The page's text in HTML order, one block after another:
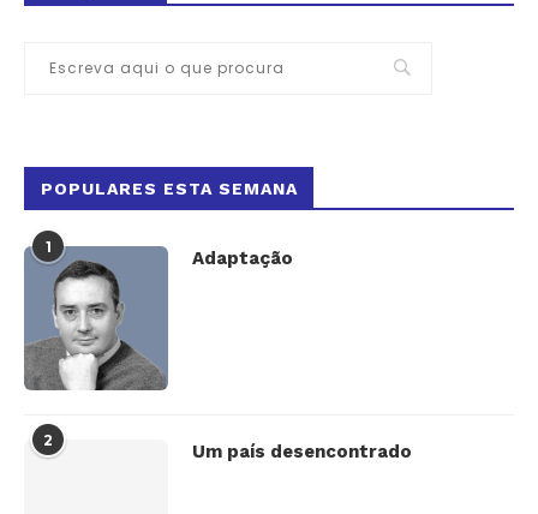
POPULARES ESTA SEMANA
1
Adaptação
2
Um país desencontrado